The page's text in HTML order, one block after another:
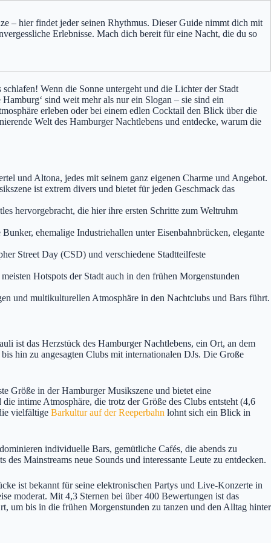
– hier findet jeder seinen Rhythmus. Dieser Guide nimmt dich mit
Erlebnisse. Mach dich bereit für eine Nacht, die du so
Wenn die Sonne untergeht und die Lichter der Stadt
sind weit mehr als nur ein Slogan – sie sind ein
erleben oder bei einem edlen Cocktail den Blick über die
Welt des Hamburger Nachtlebens und entdecke, warum die
und Altona, jedes mit seinem ganz eigenen Charme und Angebot.
ist extrem divers und bietet für jeden Geschmack das
hervorgebracht, die hier ihre ersten Schritte zum Weltruhm
ehemalige Industriehallen unter Eisenbahnbrücken, elegante
Street Day (CSD) und verschiedene Stadtteilfeste
Hotspots der Stadt auch in den frühen Morgenstunden
und multikulturellen Atmosphäre in den Nachtclubs und Bars führt.
ist das Herzstück des Hamburger Nachtlebens, ein Ort, an dem
hin zu angesagten Clubs mit internationalen DJs. Die Große
Größe in der Hamburger Musikszene und bietet eine
intime Atmosphäre, die trotz der Größe des Clubs entsteht (4,6
vielfältige Barkultur auf der Reeperbahn lohnt sich ein Blick in
individuelle Bars, gemütliche Cafés, die abends zu
Mainstreams neue Sounds und interessante Leute zu entdecken.
ist bekannt für seine elektronischen Partys und Live-Konzerte in
moderat. Mit 4,3 Sternen bei über 400 Bewertungen ist das
um bis in die frühen Morgenstunden zu tanzen und den Alltag hinter